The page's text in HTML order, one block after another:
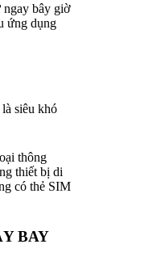
bây giờ
ứng dụng
siêu khó
thông
thiết bị di
có thẻ SIM
BAY